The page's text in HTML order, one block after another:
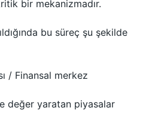
bir mekanizmadır.
bu süreç şu şekilde
/ Finansal merkez
değer yaratan piyasalar